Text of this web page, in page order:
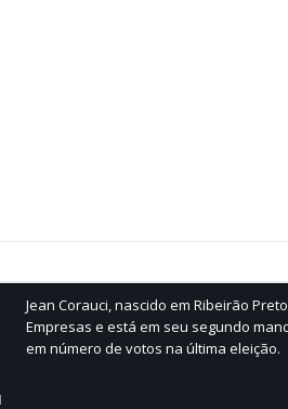
Jean Corauci, nascido em Ribeirão
Empresas e está em seu segundo
em número de votos na última eleição.